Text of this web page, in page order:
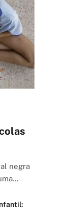
negra